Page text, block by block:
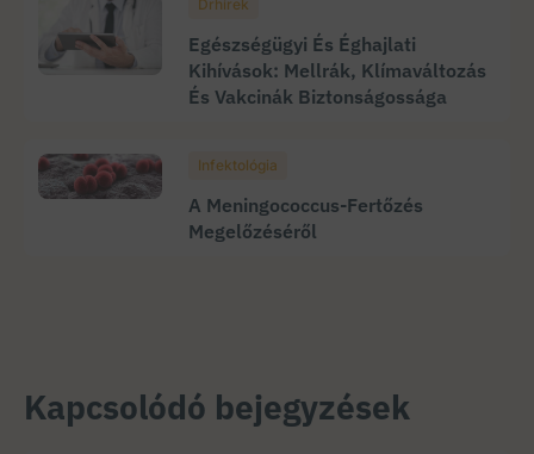
Drhírek
Egészségügyi És Éghajlati
Kihívások: Mellrák, Klímaváltozás
És Vakcinák Biztonságossága
Infektológia
A Meningococcus-Fertőzés
Megelőzéséről
Kapcsolódó bejegyzések